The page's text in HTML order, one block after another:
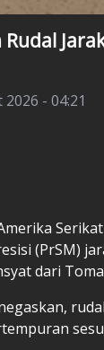
- 04:21
(PrSM)
dari